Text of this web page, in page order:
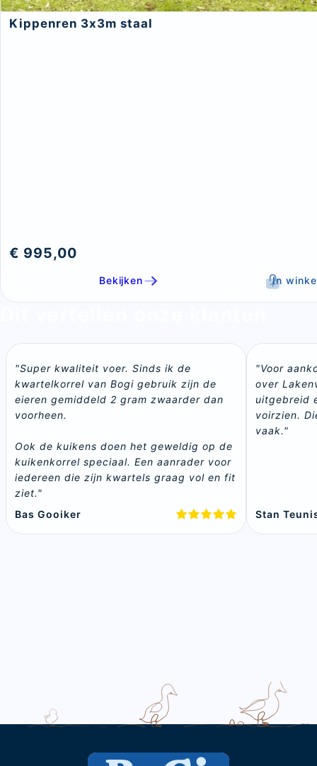
Kippenren 3x3m staal
€ 995,00
Bekijken In
"Super kwaliteit voer. Sinds ik de
kwartelkorrel van Bogi gebruik zijn de
eieren gemiddeld 2 gram zwaarder dan
voorheen.
Ook de kuikens doen het geweldig op de
kuikenkorrel speciaal. Een aanrader voor
iedereen die zijn kwartels graag vol en fit
ziet."
Bas Gooiker
"Voor
over
uitgebreid
voirzien.
vaak."
Stan